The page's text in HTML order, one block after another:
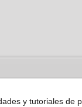
y tutoriales